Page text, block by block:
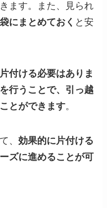
ます。また、見られ
にまとめておく と安
付ける必要はありま
行うことで、引っ越
とができます。
、効果的に片付ける
ズに進めることが可